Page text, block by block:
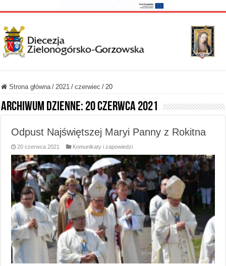
Strona główna / 2021 / czerwiec / 20
Archiwum dzienne: 20 czerwca 2021
Odpust Najświętszej Maryi Panny z Rokitna
20 czerwca 2021 Komunikaty i zapowiedzi